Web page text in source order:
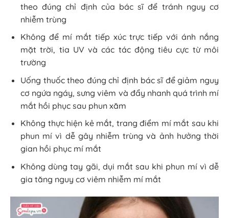
theo đúng chỉ định của bác sĩ để tránh nguy cơ
nhiễm trùng
Không để mí mắt tiếp xúc trực tiếp với ánh nắng
mặt trời, tia UV và các tác động tiêu cực từ môi
trường
Uống thuốc theo đúng chỉ định bác sĩ để giảm nguy
cơ ngứa ngáy, sưng viêm và đẩy nhanh quá trình mí
mắt hồi phục sau phun xăm
Không thực hiện kẻ mắt, trang điểm mí mắt sau khi
phun mí vì dễ gây nhiễm trùng và ảnh hưởng thời
gian hồi phục mí mắt
Không dùng tay gãi, dụi mắt sau khi phun mí vì dễ
gia tăng nguy cơ viêm nhiễm mí mắt